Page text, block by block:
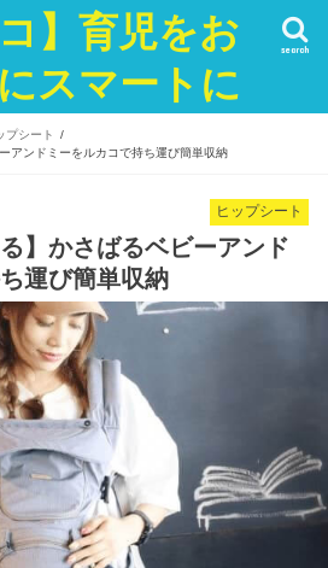
コ】育児をお
スマートに
search
プシート
アンドミーをルカコで持ち運び簡単収納
ヒップシート
】かさばるベビーアンド
運び簡単収納